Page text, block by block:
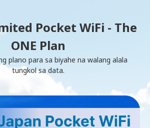
Pocket WiFi - The
ONE Plan
plano para sa biyahe na walang alala
tungkol sa data.